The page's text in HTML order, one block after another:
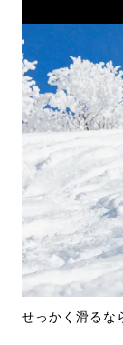
せっかく滑るな